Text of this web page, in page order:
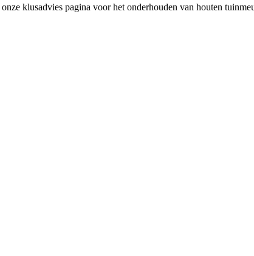
klusadvies pagina voor het onderhouden van houten